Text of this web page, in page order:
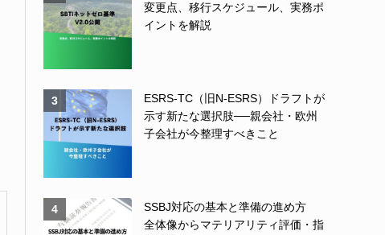
変更点、移行スケジュール、実務ポ
イントを解説
3
ESRS-TC（旧N-ESRS）ドラフトが
示す新たな選択肢──親会社・欧州
子会社が今整理すべきこと
4
SSBJ対応の基本と準備の進め方
全体像からマテリアリティ評価・指